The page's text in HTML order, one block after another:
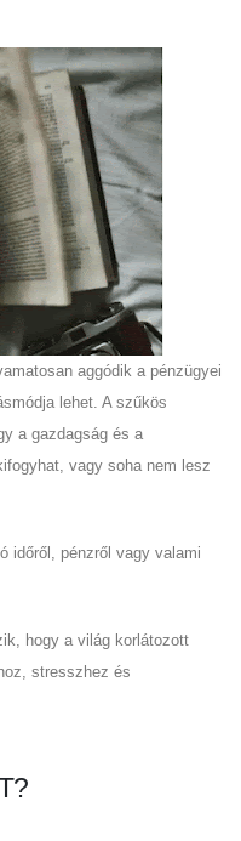
aggódik a pénzügyei
lehet. A szűkös
a gazdagság és a
vagy soha nem lesz
időről, pénzről vagy valami
hogy a világ korlátozott
stresszhez és